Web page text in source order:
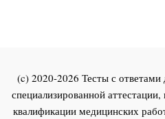
(c) 2020-2026 Тесты с ответами
специализированной
квалификации медицинских